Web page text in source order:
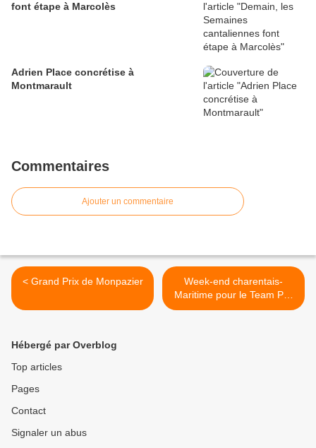
font étape à Marcolès
Adrien Place concrétise à
Montmarault
Commentaires
Ajouter un commentaire
< Grand Prix de Monpazier
Week-end charentais-
Maritime pour le Team Pro
Immo >
Hébergé par Overblog
Top articles
Pages
Contact
Signaler un abus